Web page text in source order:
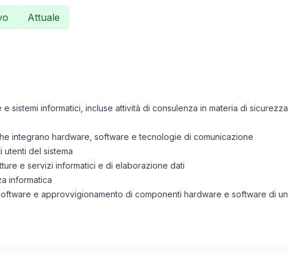
Attuale
sistemi informatici, incluse attività di consulenza in materia di sicurezza
integrano hardware, software e tecnologie di comunicazione
utenti del sistema
e servizi informatici e di elaborazione dati
informatica
e approvvigionamento di componenti hardware e software di un